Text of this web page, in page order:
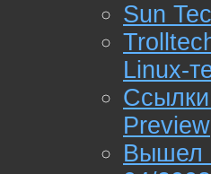
Sun
Linux-
Preview
Вышел